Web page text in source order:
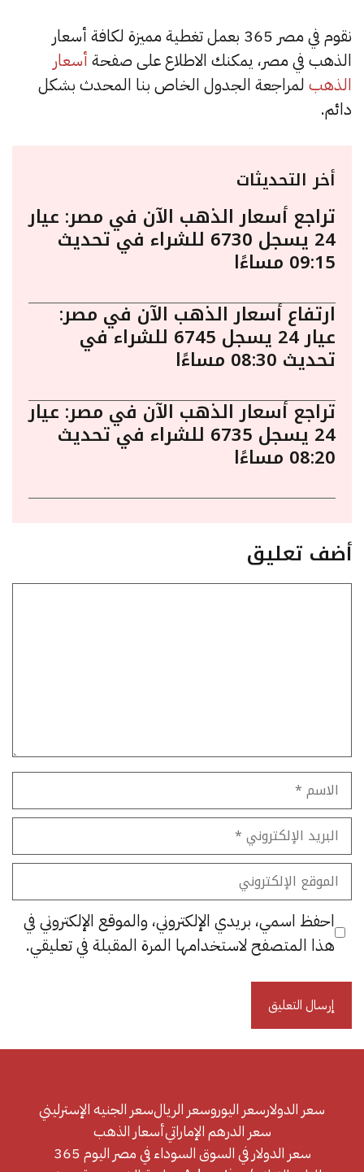
نقوم في مصر 365 بعمل تغطية مميزة لكافة أسعار
الذهب في مصر، يمكنك الاطلاع على صفحة أسعار
الذهب لمراجعة الجدول الخاص بنا المحدث بشكل
دائم.
أخر التحديثات
تراجع أسعار الذهب الآن في مصر: عيار
24 يسجل 6730 للشراء في تحديث
09:15 مساءًا
ارتفاع أسعار الذهب الآن في مصر:
عيار 24 يسجل 6745 للشراء في
تحديث 08:30 مساءًا
تراجع أسعار الذهب الآن في مصر: عيار
24 يسجل 6735 للشراء في تحديث
08:20 مساءًا
أضف تعليق
الاسم
البريد
الإلكتروني
الموقع
الإلكتروني
احفظ اسمي، بريدي الإلكتروني، والموقع الإلكتروني في
هذا المتصفح لاستخدامها المرة المقبلة في تعليقي.
سعر الدولارسعر اليوروسعر الريالسعر الجنيه الإسترليني
سعر الدرهم الإماراتيأسعار الذهب
سعر الدولار في السوق السوداء في مصر اليوم 365